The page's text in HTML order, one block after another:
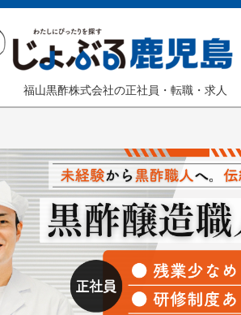
福山黒酢株式会社の正社員・転職・求人